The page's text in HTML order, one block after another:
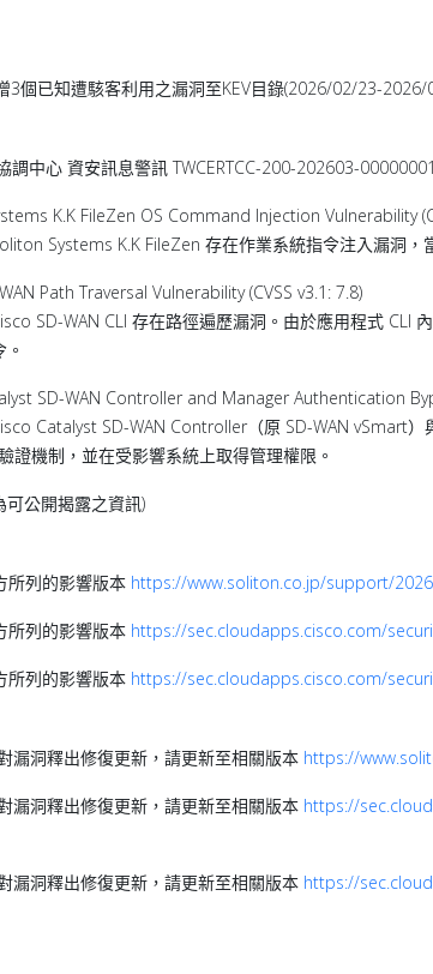
3個已知遭駭客利用之漏洞至KEV目錄(2026/02/23-2026/
中心 資安訊息警訊 TWCERTCC-200-202603-00000001
K.K FileZen OS Command Injection Vulnerability
Systems K.K FileZen 存在作業系統指令注入漏洞
Path Traversal Vulnerability (CVSS v3.1: 7.8)
SD-WAN CLI 存在路徑遍歷漏洞。由於應用程式
。
SD-WAN Controller and Manager Authentication
Catalyst SD-WAN Controller（原 SD-WAN vSmart
證機制，並在受影響系統上取得管理權限。
可公開揭露之資訊)
所列的影響版本 https://www.soliton.co.jp/support/
所列的影響版本 https://sec.cloudapps.cisco.com/
所列的影響版本 https://sec.cloudapps.cisco.com/
漏洞釋出修復更新，請更新至相關版本 https://
漏洞釋出修復更新，請更新至相關版本 https://
漏洞釋出修復更新，請更新至相關版本 https://